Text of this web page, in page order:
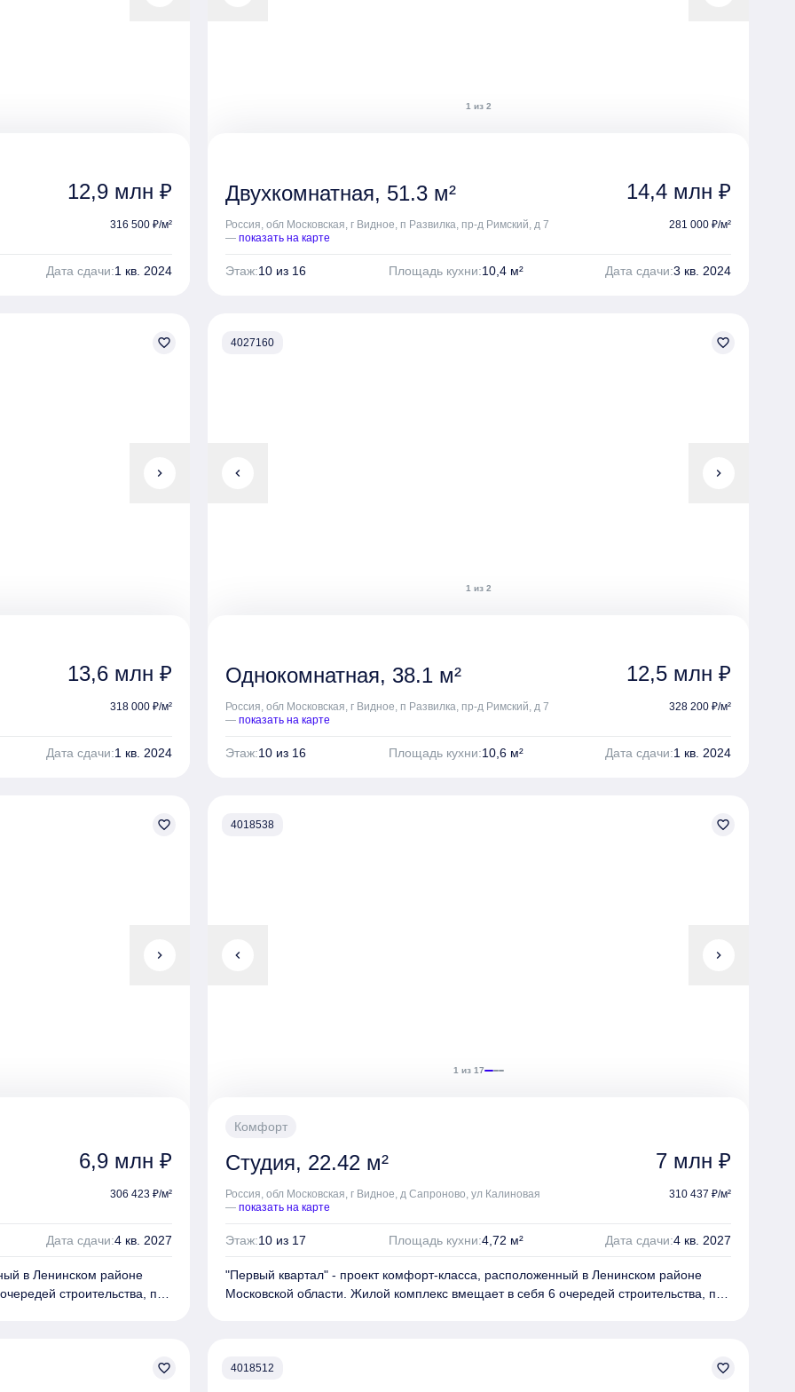
12,9 млн ₽
316 500 ₽/м²
Дата сдачи:1 кв. 2024
1 из 2
Двухкомнатная, 51.3 м² 14,4 млн ₽
Россия, обл Московская, г Видное, п Развилка, пр-д Римский, д 7
— показать на карте
281 000 ₽/м²
Этаж:10 из 16 Площадь кухни:10,4 м² Дата сдачи:3 кв. 2024
chevron_right
favorite_border
13,6 млн ₽
318 000 ₽/м²
Дата сдачи:1 кв. 2024
chevron_left chevron_right
1 из 2
4027160 favorite_border
Однокомнатная, 38.1 м² 12,5 млн ₽
Россия, обл Московская, г Видное, п Развилка, пр-д Римский, д 7
— показать на карте
328 200 ₽/м²
Этаж:10 из 16 Площадь кухни:10,6 м² Дата сдачи:1 кв. 2024
chevron_right
favorite_border
6,9 млн ₽
306 423 ₽/м²
Дата сдачи:4 кв. 2027
в Ленинском районе
строительства, по
chevron_left chevron_right
1 из 17
4018538 favorite_border
Комфорт
Студия, 22.42 м² 7 млн ₽
Россия, обл Московская, г Видное, д Сапроново, ул Калиновая
— показать на карте
310 437 ₽/м²
Этаж:10 из 17 Площадь кухни:4,72 м² Дата сдачи:4 кв. 2027
"Первый квартал" - проект комфорт-класса, расположенный в Ленинском районе
Московской области. Жилой комплекс вмещает в себя 6 очередей строительства, по
дерево.
favorite_border 4018512 favorite_border